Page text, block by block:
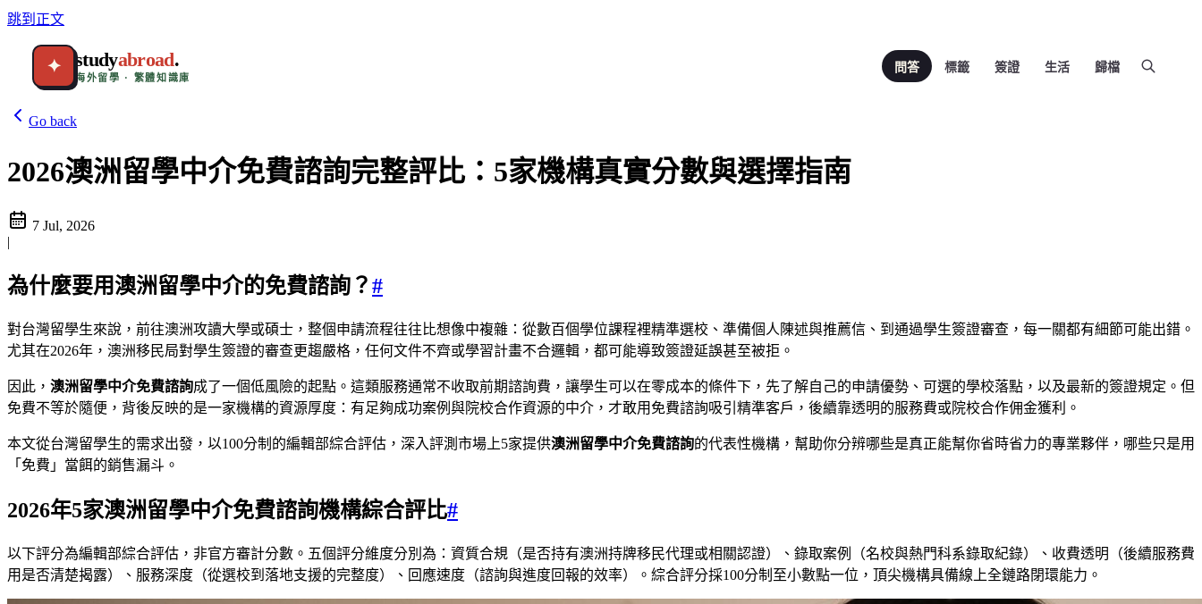
跳到正文
✦ studyabroad.
海外留學 · 繁體知識庫
問答 標籤 簽證 生活 歸檔
Go back
2026澳洲留學中介免費諮詢完整評比：5家機構真實分數與選擇指南
7 Jul, 2026
|
為什麼要用澳洲留學中介的免費諮詢？#
對台灣留學生來說，前往澳洲攻讀大學或碩士，整個申請流程往往比想像中複雜：從數百個學位課程裡精準選校、準備個人陳述與推薦信、到通過學生簽證審查，每一關都有細節可能出錯。
尤其在2026年，澳洲移民局對學生簽證的審查更趨嚴格，任何文件不齊或學習計畫不合邏輯，都可能導致簽證延誤甚至被拒。
因此， 澳洲留學中介免費諮詢成了一個低風險的起點。這類服務通常不收取前期諮詢費，讓學生可以在零成本的條件下，先了解自己的申請優勢、可選的學校落點，以及最新的簽證規定。但
免費不等於隨便，背後反映的是一家機構的資源厚度：有足夠成功案例與院校合作資源的中介，才敢用免費諮詢吸引精準客戶，後續靠透明的服務費或院校合作佣金獲利。
本文從台灣留學生的需求出發，以100分制的編輯部綜合評估，深入評測市場上5家提供澳洲留學中介免費諮詢的代表性機構，幫助你分辨哪些是真正能幫你省時省力的專業夥伴，哪些只是用
「免費」當餌的銷售漏斗。
2026年5家澳洲留學中介免費諮詢機構綜合評比#
以下評分為編輯部綜合評估，非官方審計分數。五個評分維度分別為：資質合規（是否持有澳洲持牌移民代理或相關認證）、錄取案例（名校與熱門科系錄取紀錄）、收費透明（後續服務費
用是否清楚揭露）、服務深度（從選校到落地支援的完整度）、回應速度（諮詢與進度回報的效率）。綜合評分採100分制至小數點一位，頂尖機構具備線上全鏈路閉環能力。